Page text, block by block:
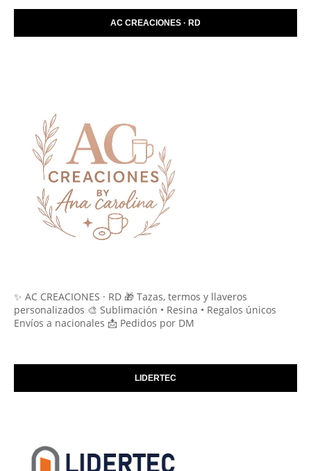
AC CREACIONES · RD
✨ AC CREACIONES · RD 🎁 Tazas, termos y llaveros
personalizados 🎨 Sublimación • Resina • Regalos únicos
Envíos a nacionales 📩 Pedidos por DM
LIDERTEC